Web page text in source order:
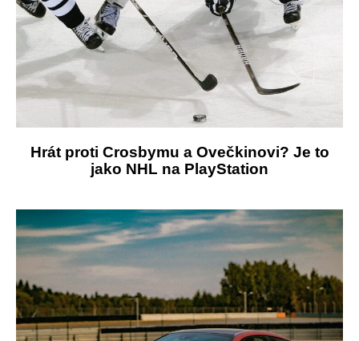
Hrát proti Crosbymu a Ovečkinovi? Je to
jako NHL na PlayStation